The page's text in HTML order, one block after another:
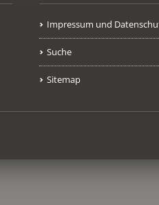
Impressum und
Suche
Sitemap